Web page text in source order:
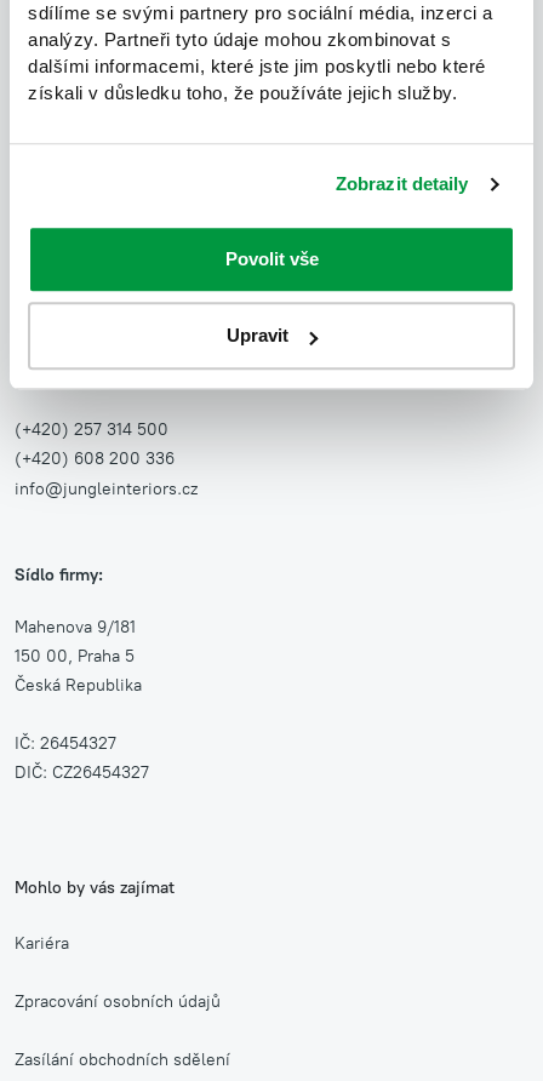
sdílíme se svými partnery pro sociální média, inzerci a
analýzy. Partneři tyto údaje mohou zkombinovat s
dalšími informacemi, které jste jim poskytli nebo které
získali v důsledku toho, že používáte jejich služby.
Zobrazit detaily
Povolit vše
Upravit
147 00, Praha 4
(+420) 257 314 500
(+420) 608 200 336
info@jungleinteriors.cz
Sídlo firmy:
Mahenova 9/181
150 00, Praha 5
Česká Republika
IČ: 26454327
DIČ: CZ26454327
Mohlo by vás zajímat
Kariéra
Zpracování osobních údajů
Zasílání obchodních sdělení